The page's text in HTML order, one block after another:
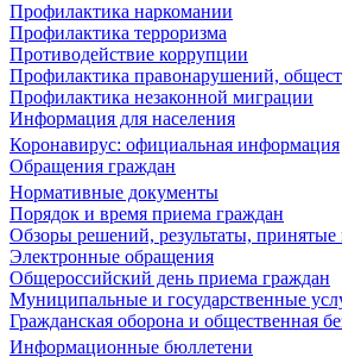
Профилактика наркомании
Профилактика терроризма
Противодействие коррупции
Профилактика правонарушений,
Профилактика незаконной миграции
Информация для населения
Коронавирус: официальная информация
Обращения граждан
Нормативные документы
Порядок и время приема граждан
Обзоры решений, результаты,
Электронные обращения
Общероссийский день приема граждан
Муниципальные и государственные
Гражданская оборона и общественная
Информационные бюллетени